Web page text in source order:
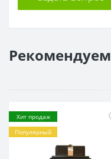
Хит продаж
Популярный